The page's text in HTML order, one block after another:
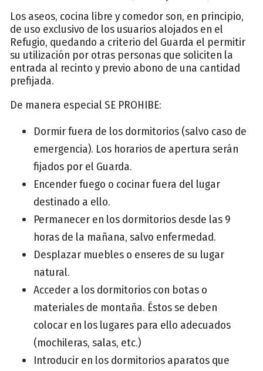
Los aseos, cocina libre y comedor son, en principio,
de uso exclusivo de los usuarios alojados en el
Refugio, quedando a criterio del Guarda el permitir
su utilización por otras personas que soliciten la
entrada al recinto y previo abono de una cantidad
prefijada.
De manera especial SE PROHIBE:
Dormir fuera de los dormitorios (salvo caso de
emergencia). Los horarios de apertura serán
fijados por el Guarda.
Encender fuego o cocinar fuera del lugar
destinado a ello.
Permanecer en los dormitorios desde las 9
horas de la mañana, salvo enfermedad.
Desplazar muebles o enseres de su lugar
natural.
Acceder a los dormitorios con botas o
materiales de montaña. Éstos se deben
colocar en los lugares para ello adecuados
(mochileras, salas, etc.)
Introducir en los dormitorios aparatos que